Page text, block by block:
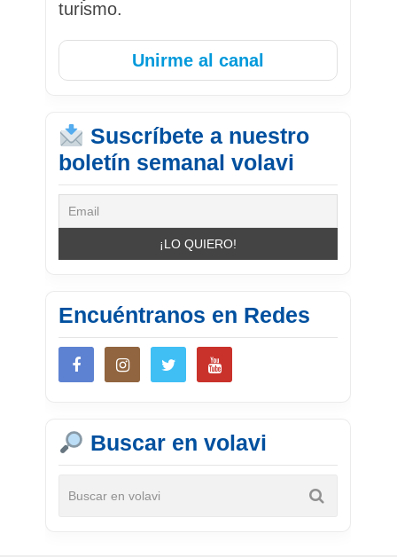
turismo.
Unirme al canal
Suscríbete a nuestro
boletín semanal volavi
Encuéntranos en Redes
Buscar en volavi